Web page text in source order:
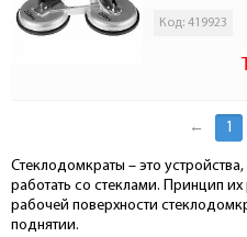
Код: 419923
← 1
Стеклодомкраты – это
работать со стеклами. Принцип
рабочей поверхности
поднятии.